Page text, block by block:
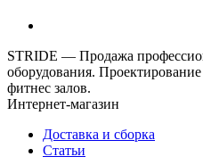
STRIDE — Продажа
оборудования.
фитнес залов.
Интернет-магазин
Доставка и сборка
Статьи